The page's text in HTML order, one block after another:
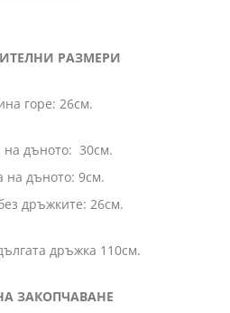
РАЗМЕРИ
горе: 26см.
дъното: 30см.
дъното: 9см.
дръжките: 26см.
дръжка 110см.
ЗАКОПЧАВАНЕ